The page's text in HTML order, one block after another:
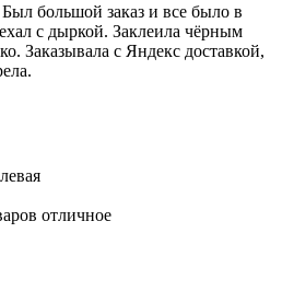
большой заказ и все было в
с дыркой. Заклеила чёрным
Заказывала с Яндекс доставкой,
отличное